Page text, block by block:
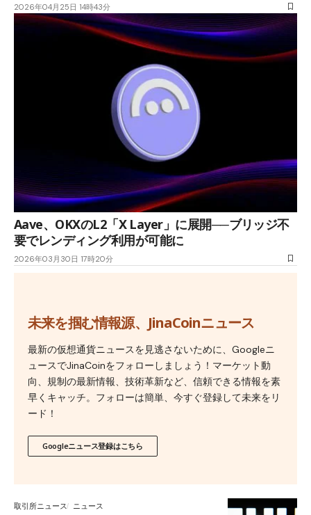
2026年04月25日 14時43分
Aave、OKXのL2「X Layer」に展開──ブリッジ不
要でレンディング利用が可能に
2026年03月30日 17時20分
未来を掴む情報源、JinaCoinニュース
最新の仮想通貨ニュースを見逃さないために、Googleニ
ュースでJinaCoinをフォローしましょう！マーケット動
向、規制の最新情報、技術革新など、信頼できる情報を素
早くキャッチ。フォローは簡単、今すぐ登録して未来をリ
ード！
Googleニュース登録はこちら
取引所ニュース ニュース